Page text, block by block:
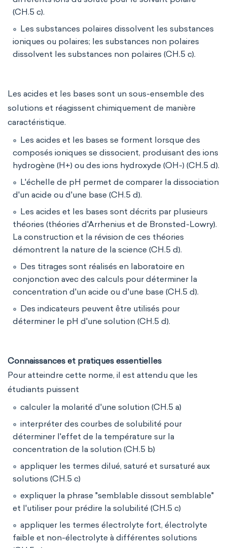
(CH.5 c).
Les substances polaires dissolvent les substances
ioniques ou polaires; les substances non polaires
dissolvent les substances non polaires (CH.5 c).
Les acides et les bases sont un sous-ensemble des
solutions et réagissent chimiquement de manière
caractéristique.
Les acides et les bases se forment lorsque des
composés ioniques se dissocient, produisant des ions
hydrogène (H+) ou des ions hydroxyde (OH-) (CH.5 d).
L'échelle de pH permet de comparer la dissociation
d'un acide ou d'une base (CH.5 d).
Les acides et les bases sont décrits par plusieurs
théories (théories d'Arrhenius et de Bronsted-Lowry).
La construction et la révision de ces théories
démontrent la nature de la science (CH.5 d).
Des titrages sont réalisés en laboratoire en
conjonction avec des calculs pour déterminer la
concentration d'un acide ou d'une base (CH.5 d).
Des indicateurs peuvent être utilisés pour
déterminer le pH d'une solution (CH.5 d).
Connaissances et pratiques essentielles
Pour atteindre cette norme, il est attendu que les
étudiants puissent
calculer la molarité d'une solution (CH.5 a)
interpréter des courbes de solubilité pour
déterminer l'effet de la température sur la
concentration de la solution (CH.5 b)
appliquer les termes dilué, saturé et sursaturé aux
solutions (CH.5 c)
expliquer la phrase "semblable dissout semblable"
et l'utiliser pour prédire la solubilité (CH.5 c)
appliquer les termes électrolyte fort, électrolyte
faible et non-électrolyte à différentes solutions